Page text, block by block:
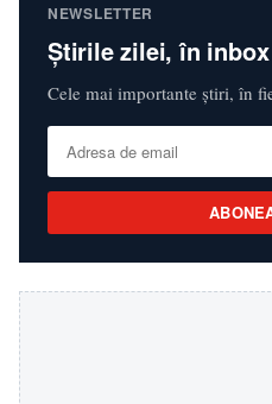
NEWSLETTER
Știrile zilei, în inbox
Cele mai importante știri, în